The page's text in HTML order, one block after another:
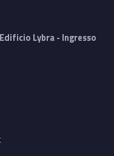
Lybra - Ingresso